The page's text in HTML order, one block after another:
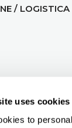
uses cookies
to
/ LOGISTICA